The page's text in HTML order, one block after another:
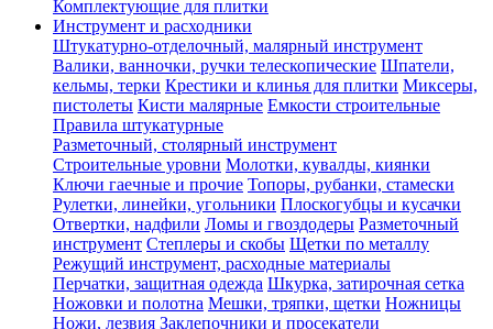
Комплектующие для плитки
Инструмент и расходники
Штукатурно-отделочный, малярный инструмент
Валики, ванночки, ручки телескопические Шпатели,
кельмы, терки Крестики и клинья для плитки Миксеры,
пистолеты Кисти малярные Емкости строительные
Правила штукатурные
Разметочный, столярный инструмент
Строительные уровни Молотки, кувалды, киянки
Ключи гаечные и прочие Топоры, рубанки, стамески
Рулетки, линейки, угольники Плоскогубцы и кусачки
Отвертки, надфили Ломы и гвоздодеры Разметочный
инструмент Степлеры и скобы Щетки по металлу
Режущий инструмент, расходные материалы
Перчатки, защитная одежда Шкурка, затирочная сетка
Ножовки и полотна Мешки, тряпки, щетки Ножницы
Ножи, лезвия Заклепочники и просекатели